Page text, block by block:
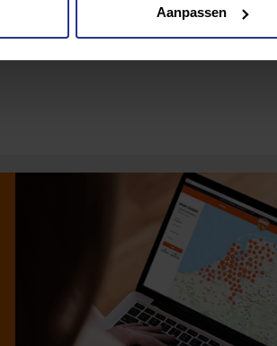
Aanpassen